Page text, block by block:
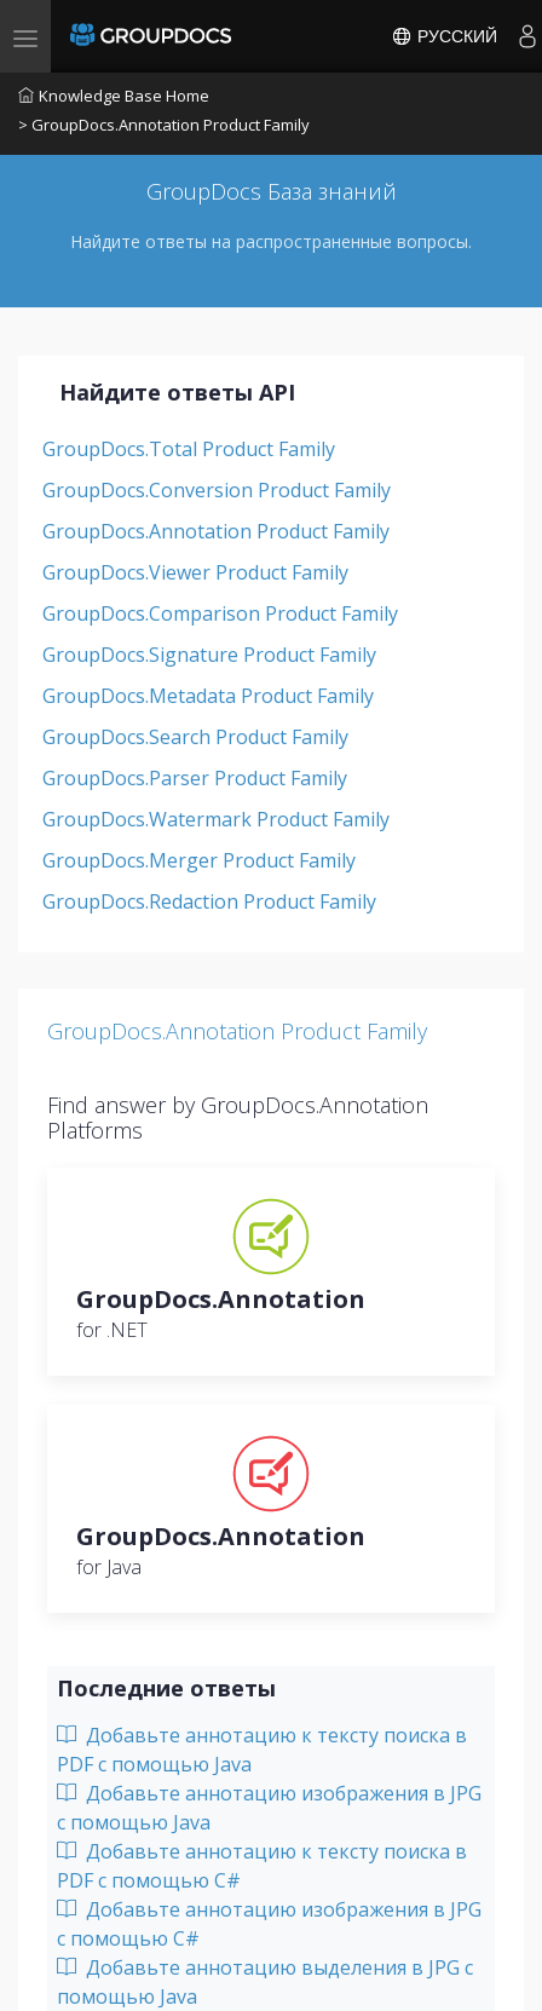
Toggle navigation РУССКИЙ
Knowledge Base Home
> GroupDocs.Annotation Product Family
GroupDocs База знаний
Найдите ответы на распространенные вопросы.
Найдите ответы API
GroupDocs.Total Product Family
GroupDocs.Conversion Product Family
GroupDocs.Annotation Product Family
GroupDocs.Viewer Product Family
GroupDocs.Comparison Product Family
GroupDocs.Signature Product Family
GroupDocs.Metadata Product Family
GroupDocs.Search Product Family
GroupDocs.Parser Product Family
GroupDocs.Watermark Product Family
GroupDocs.Merger Product Family
GroupDocs.Redaction Product Family
GroupDocs.Annotation Product Family
Find answer by GroupDocs.Annotation
Platforms
GroupDocs.Annotation
for .NET
GroupDocs.Annotation
for Java
Последние ответы
Добавьте аннотацию к тексту поиска в
PDF с помощью Java
Добавьте аннотацию изображения в JPG
с помощью Java
Добавьте аннотацию к тексту поиска в
PDF с помощью C#
Добавьте аннотацию изображения в JPG
с помощью C#
Добавьте аннотацию выделения в JPG с
помощью Java